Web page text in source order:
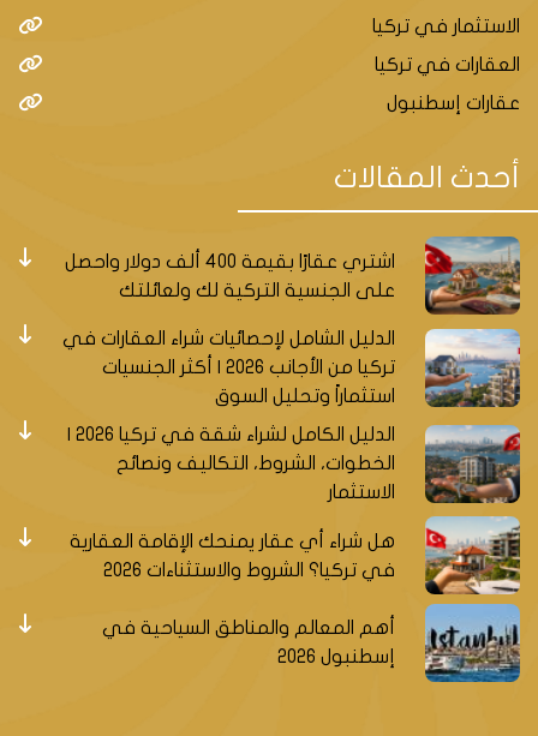
الاستثمار في تركيا
العقارات في تركيا
عقارات إسطنبول
أحدث المقالات
اشتري عقارًا بقيمة 400 ألف دولار واحصل
على الجنسية التركية لك ولعائلتك
الدليل الشامل لإحصائيات شراء العقارات في
تركيا من الأجانب 2026 | أكثر الجنسيات
استثماراً وتحليل السوق
الخطوات، الشروط، التكاليف ونصائح
الاستثمار
هل شراء أي عقار يمنحك الإقامة العقارية
في تركيا؟ الشروط والاستثناءات 2026
أهم المعالم والمناطق السياحية في
إسطنبول 2026